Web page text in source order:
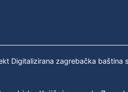
Digitalizirana zagrebačka baština